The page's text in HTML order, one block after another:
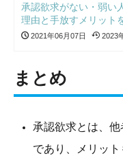
承認欲求がない・弱い
理由と手放すメリット
2021年06月07日 2023
まとめ
承認欲求とは、
であり、メリッ